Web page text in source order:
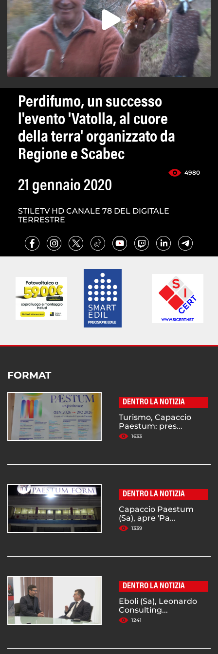
Perdifumo, un successo
l'evento 'Vatolla, al cuore
della terra' organizzato da
Regione e Scabec
4980
21 gennaio 2020
STILETV HD CANALE 78 DEL DIGITALE
TERRESTRE
FORMAT
DENTRO LA NOTIZIA
Turismo, Capaccio
Paestum: pres...
1633
DENTRO LA NOTIZIA
Capaccio Paestum
(Sa), apre 'Pa...
1339
DENTRO LA NOTIZIA
Eboli (Sa), Leonardo
Consulting...
1241